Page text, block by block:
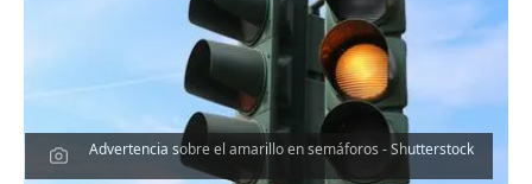
Advertencia sobre el amarillo en semáforos - Shutterstock